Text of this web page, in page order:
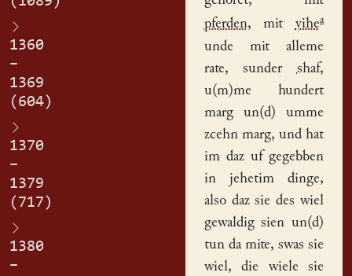
1360
–
1369
(604)
1370
–
1379
(717)
1380
–
pferden, mit vihea
unde mit alleme
rate, sunder shaf,
u(m)me hundert
marg un(d) umme
zcehn marg, und hat
im daz uf gegebben
in jehetim dinge,
also daz sie des wiel
gewaldig sien un(d)
tun da mite, swas sie
wiel, die wiele sie